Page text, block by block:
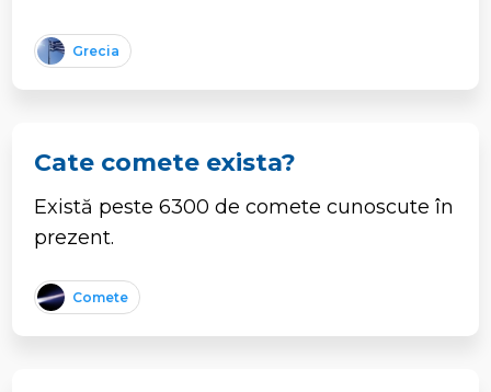
Grecia
Cate comete exista?
Există peste 6300 de comete cunoscute în
prezent.
Comete